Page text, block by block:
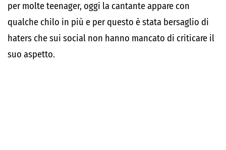
per molte teenager, oggi la cantante appare con
qualche chilo in più e per questo è stata bersaglio di
haters che sui social non hanno mancato di criticare il
suo aspetto.